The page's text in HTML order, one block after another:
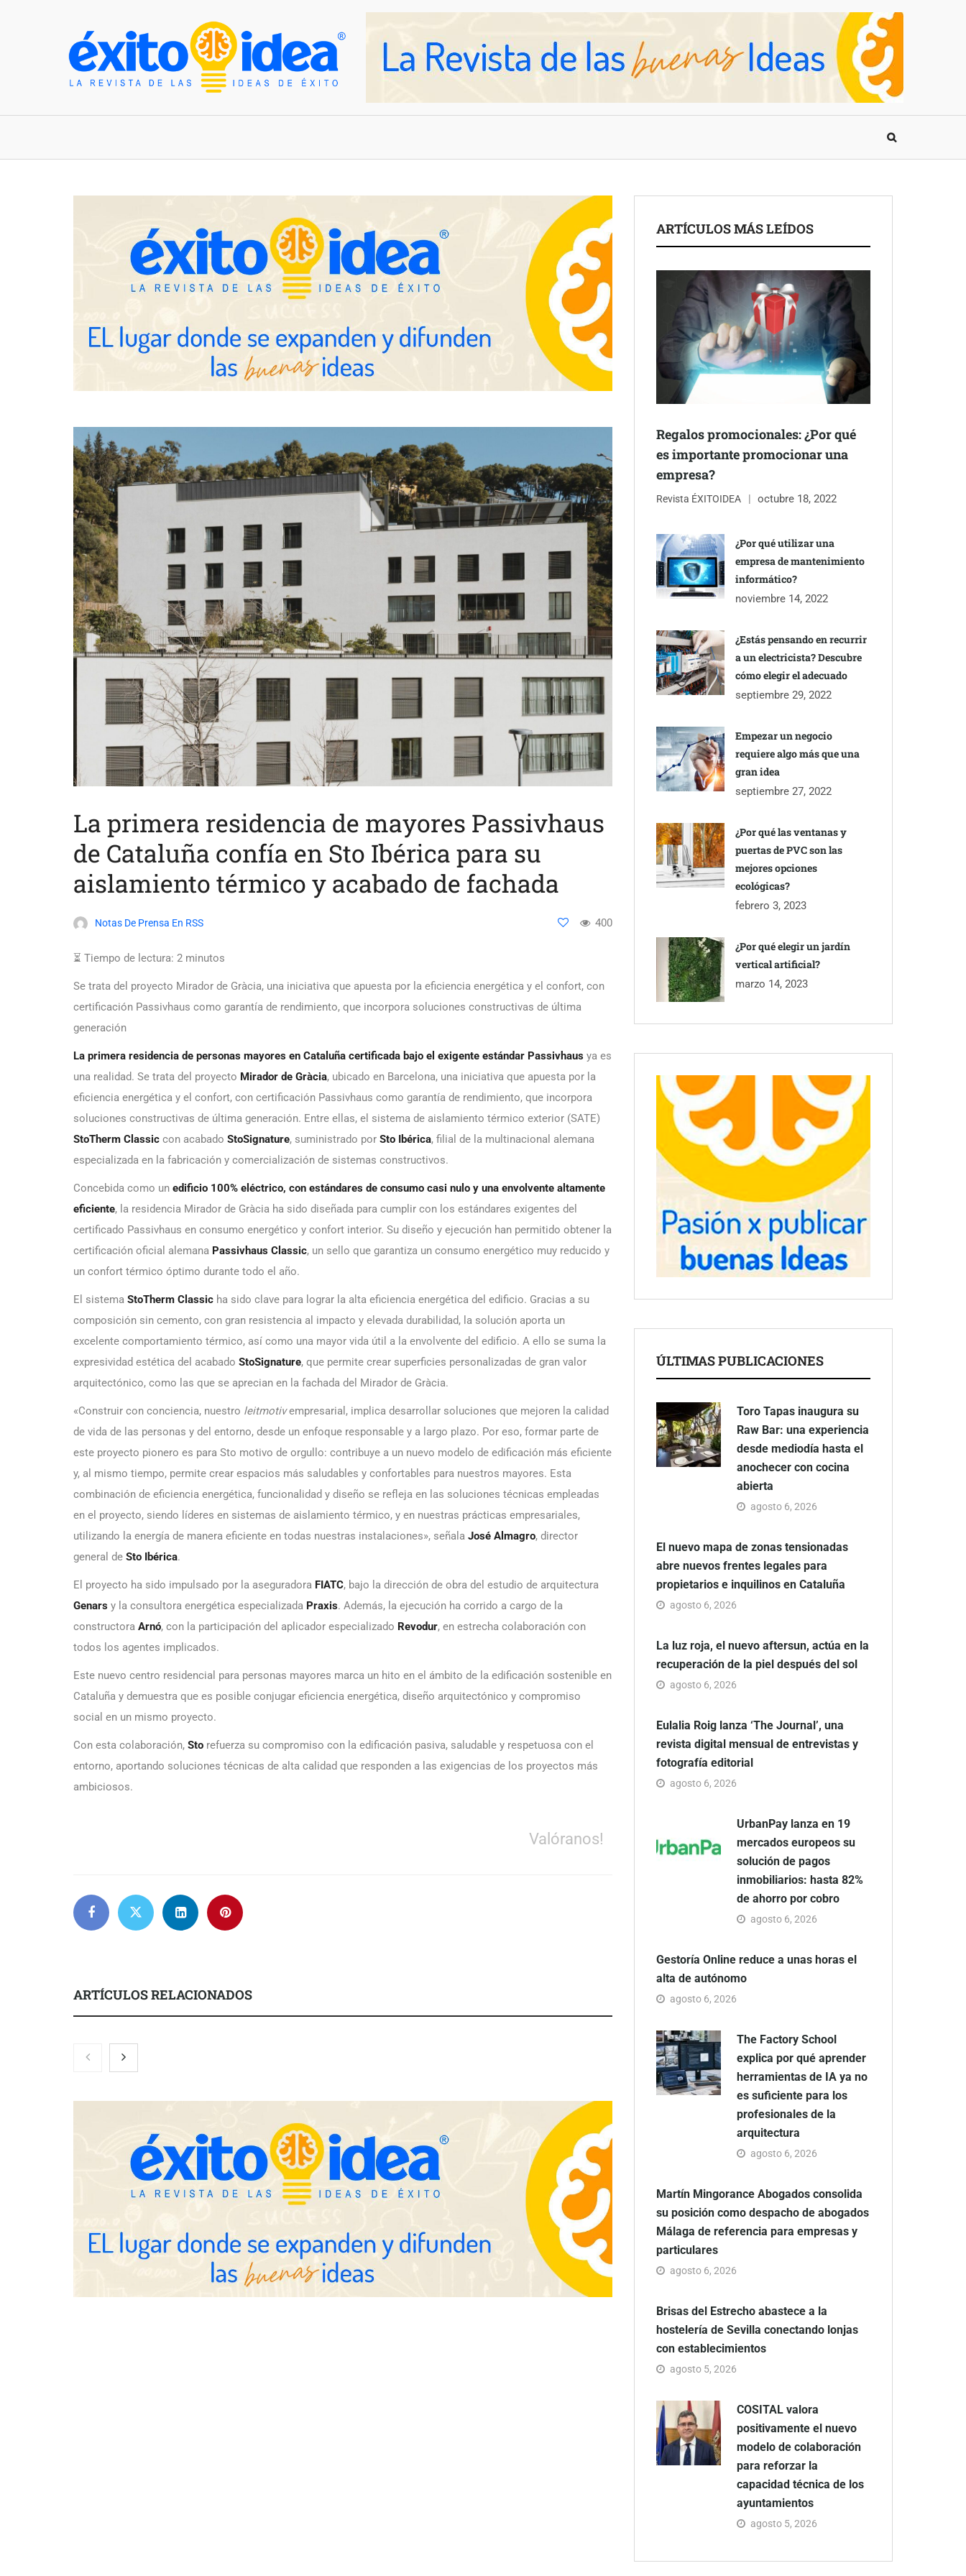
La primera residencia de mayores Passivhaus
de Cataluña confía en Sto Ibérica para su
aislamiento térmico y acabado de fachada
Notas De Prensa En RSS 400
⏳ Tiempo de lectura: 2 minutos
Se trata del proyecto Mirador de Gràcia, una iniciativa que apuesta por la eficiencia energética y el confort, con
certificación Passivhaus como garantía de rendimiento, que incorpora soluciones constructivas de última
generación
La primera residencia de personas mayores en Cataluña certificada bajo el exigente estándar Passivhaus ya es
una realidad. Se trata del proyecto Mirador de Gràcia, ubicado en Barcelona, una iniciativa que apuesta por la
eficiencia energética y el confort, con certificación Passivhaus como garantía de rendimiento, que incorpora
soluciones constructivas de última generación. Entre ellas, el sistema de aislamiento térmico exterior (SATE)
StoTherm Classic con acabado StoSignature, suministrado por Sto Ibérica, filial de la multinacional alemana
especializada en la fabricación y comercialización de sistemas constructivos.
Concebida como un edificio 100% eléctrico, con estándares de consumo casi nulo y una envolvente altamente
eficiente, la residencia Mirador de Gràcia ha sido diseñada para cumplir con los estándares exigentes del
certificado Passivhaus en consumo energético y confort interior. Su diseño y ejecución han permitido obtener la
certificación oficial alemana Passivhaus Classic, un sello que garantiza un consumo energético muy reducido y
un confort térmico óptimo durante todo el año.
El sistema StoTherm Classic ha sido clave para lograr la alta eficiencia energética del edificio. Gracias a su
composición sin cemento, con gran resistencia al impacto y elevada durabilidad, la solución aporta un
excelente comportamiento térmico, así como una mayor vida útil a la envolvente del edificio. A ello se suma la
expresividad estética del acabado StoSignature, que permite crear superficies personalizadas de gran valor
arquitectónico, como las que se aprecian en la fachada del Mirador de Gràcia.
«Construir con conciencia, nuestro leitmotivempresarial, implica desarrollar soluciones que mejoren la calidad
de vida de las personas y del entorno, desde un enfoque responsable y a largo plazo. Por eso, formar parte de
este proyecto pionero es para Sto motivo de orgullo: contribuye a un nuevo modelo de edificación más eficiente
y, al mismo tiempo, permite crear espacios más saludables y confortables para nuestros mayores. Esta
combinación de eficiencia energética, funcionalidad y diseño se refleja en las soluciones técnicas empleadas
en el proyecto, siendo líderes en sistemas de aislamiento térmico, y en nuestras prácticas empresariales,
utilizando la energía de manera eficiente en todas nuestras instalaciones», señala José Almagro, director
general de Sto Ibérica.
El proyecto ha sido impulsado por la aseguradora FIATC, bajo la dirección de obra del estudio de arquitectura
Genars y la consultora energética especializada Praxis. Además, la ejecución ha corrido a cargo de la
constructora Arnó, con la participación del aplicador especializado Revodur, en estrecha colaboración con
todos los agentes implicados.
Este nuevo centro residencial para personas mayores marca un hito en el ámbito de la edificación sostenible en
Cataluña y demuestra que es posible conjugar eficiencia energética, diseño arquitectónico y compromiso
social en un mismo proyecto.
Con esta colaboración, Sto refuerza su compromiso con la edificación pasiva, saludable y respetuosa con el
entorno, aportando soluciones técnicas de alta calidad que responden a las exigencias de los proyectos más
ambiciosos.
Valóranos!
ARTÍCULOS RELACIONADOS
Toro Tapas inaugura su Raw Bar:
una experiencia desde mediodía
hasta el anochecer con cocina
Eulalia Roig lanza ‘The Journal’,
una revista digital mensual de
entrevistas y fotografía editorial
Gestoría Online reduce a unas
horas el alta de autónomo
ARTÍCULOS MÁS LEÍDOS
Regalos promocionales: ¿Por qué
es importante promocionar una
empresa?
Revista ÉXITOIDEA octubre 18, 2022
¿Por qué utilizar una
empresa de mantenimiento
informático?
noviembre 14, 2022
¿Estás pensando en recurrir
a un electricista? Descubre
cómo elegir el adecuado
septiembre 29, 2022
Empezar un negocio
requiere algo más que una
gran idea
septiembre 27, 2022
¿Por qué las ventanas y
puertas de PVC son las
mejores opciones
ecológicas?
febrero 3, 2023
¿Por qué elegir un jardín
vertical artificial?
marzo 14, 2023
ÚLTIMAS PUBLICACIONES
Toro Tapas inaugura su
Raw Bar: una experiencia
desde mediodía hasta el
anochecer con cocina
abierta
agosto 6, 2026
El nuevo mapa de zonas tensionadas
abre nuevos frentes legales para
propietarios e inquilinos en Cataluña
agosto 6, 2026
La luz roja, el nuevo aftersun, actúa en la
recuperación de la piel después del sol
agosto 6, 2026
Eulalia Roig lanza ‘The Journal’, una
revista digital mensual de entrevistas y
fotografía editorial
agosto 6, 2026
UrbanPay lanza en 19
mercados europeos su
solución de pagos
inmobiliarios: hasta 82%
de ahorro por cobro
agosto 6, 2026
Gestoría Online reduce a unas horas el
alta de autónomo
agosto 6, 2026
The Factory School
explica por qué aprender
herramientas de IA ya no
es suficiente para los
profesionales de la
arquitectura
agosto 6, 2026
Martín Mingorance Abogados consolida
su posición como despacho de abogados
Málaga de referencia para empresas y
particulares
agosto 6, 2026
Brisas del Estrecho abastece a la
hostelería de Sevilla conectando lonjas
con establecimientos
agosto 5, 2026
COSITAL valora
positivamente el nuevo
modelo de colaboración
para reforzar la
capacidad técnica de los
ayuntamientos
agosto 5, 2026